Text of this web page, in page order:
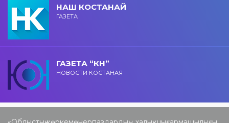
НАШ КОСТАНАЙ
ГАЗЕТА
ГАЗЕТА “КН”
НОВОСТИ КОСТАНАЯ